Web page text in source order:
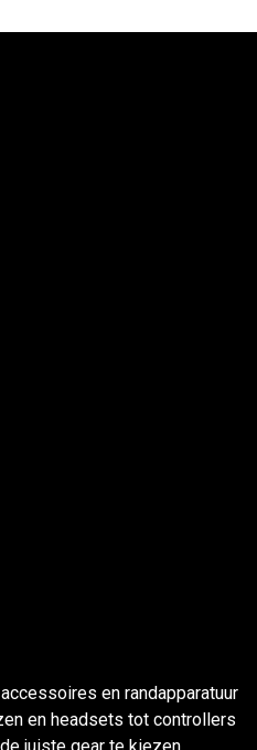
en randapparatuur
en headsets tot controllers